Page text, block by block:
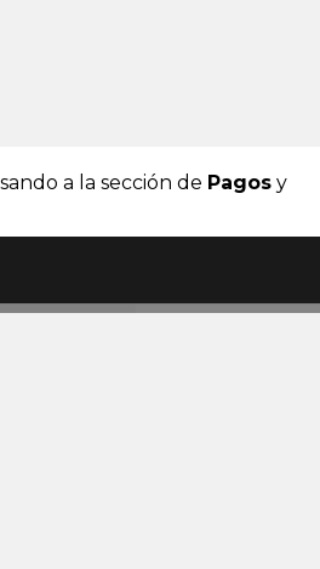
a la sección de Pagos y